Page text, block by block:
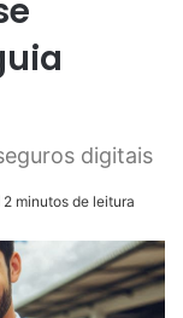
digitais
2 minutos de leitura